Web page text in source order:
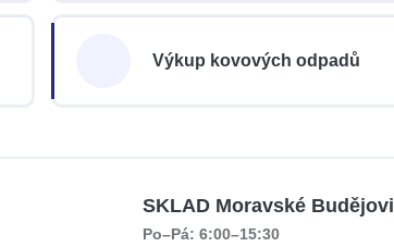
Výkup kovových odpadů
SKLAD Moravské
Po–Pá: 6:00–15:30